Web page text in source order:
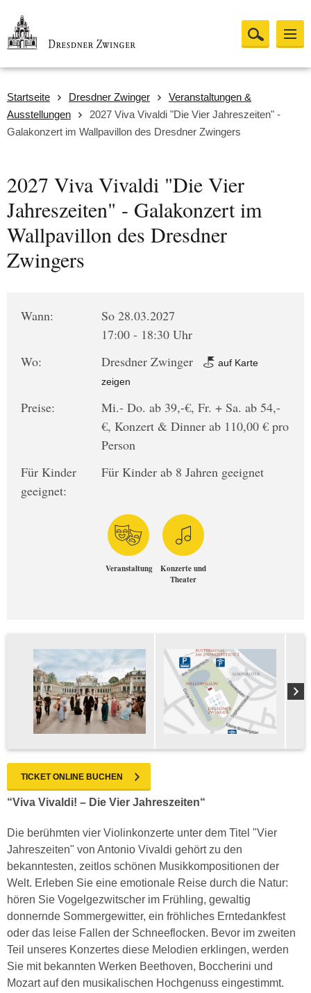
Startseite Dresdner Zwinger
Veranstaltungen &
Ausstellungen
2027 Viva Vivaldi "Die Vier Jahreszeiten" -
Galakonzert im Wallpavillon des Dresdner Zwingers
2027 Viva Vivaldi "Die Vier
Jahreszeiten" - Galakonzert im
Wallpavillon des Dresdner
Zwingers
Wann:
So 28.03.2027
17:00 - 18:30 Uhr
Wo:
Dresdner Zwinger
auf Karte
zeigen
Preise:
Mi.- Do. ab 39,-€, Fr. + Sa. ab 54,-
€, Konzert & Dinner ab 110,00 € pro
Person
Für Kinder
geeignet:
Für Kinder ab 8 Jahren geeignet
Veranstaltung
Konzerte und
Theater
TICKET ONLINE BUCHEN
“Viva Vivaldi! – Die Vier Jahreszeiten“
Die berühmten vier Violinkonzerte unter dem Titel "Vier
Jahreszeiten" von Antonio Vivaldi gehört zu den
bekanntesten, zeitlos schönen Musikkompositionen der
Welt. Erleben Sie eine emotionale Reise durch die Natur:
hören Sie Vogelgezwitscher im Frühling, gewaltig
donnernde Sommergewitter, ein fröhliches Erntedankfest
oder das leise Fallen der Schneeflocken. Bevor im zweiten
Teil unseres Konzertes diese Melodien erklingen, werden
Sie mit bekannten Werken Beethoven, Boccherini und
Mozart auf den musikalischen Hochgenuss eingestimmt.